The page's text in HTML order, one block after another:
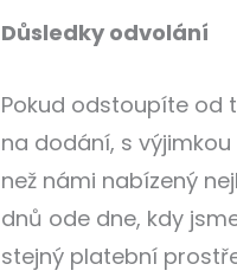
Důsledky odvolání
Pokud odstoupíte od
na dodání, s
než námi nabízený
dnů ode dne, kdy
stejný platební